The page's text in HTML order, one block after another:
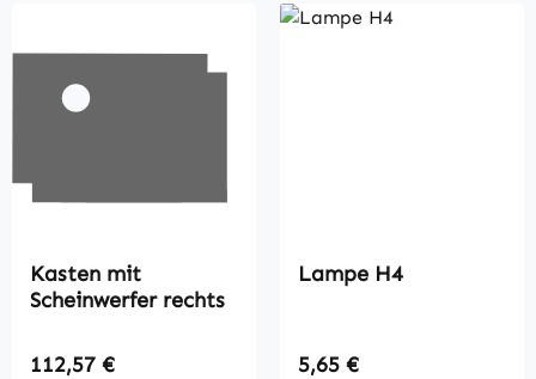
Kasten mit
Scheinwerfer rechts
Regulärer Preis:
112,57 €
Lampe H4
Regulärer Preis:
5,65 €